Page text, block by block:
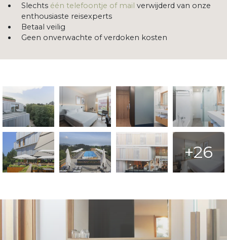
Slechts één telefoontje of mail verwijderd van onze
enthousiaste reisexperts
Betaal veilig
Geen onverwachte of verdoken kosten
+26